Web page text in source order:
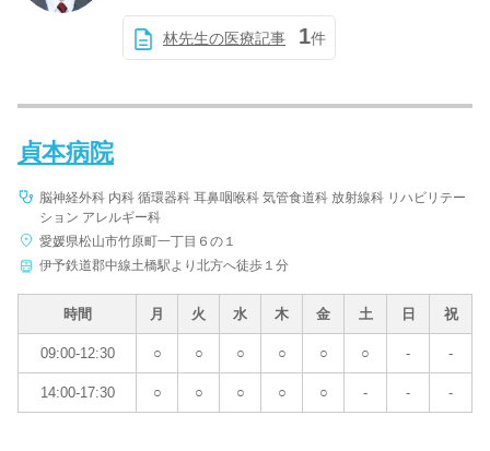
林先生の医療記事 1件
貞本病院
脳神経外科 内科 循環器科 耳鼻咽喉科 気管食道科 放射線科 リハビリテー
ション アレルギー科
愛媛県松山市竹原町一丁目６の１
伊予鉄道郡中線土橋駅より北方へ徒歩１分
時間 月 火 水 木 金 土 日 祝
09:00-12:30 ○ ○ ○ ○ ○ ○ - -
14:00-17:30 ○ ○ ○ ○ ○ - - -